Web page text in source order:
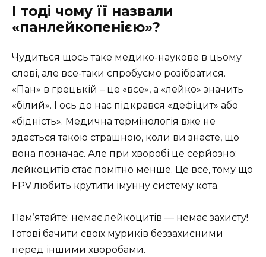
І тоді чому її назвали
«панлейкопенією»?
Чудиться щось таке медико-наукове в цьому
слові, але все-таки спробуємо розібратися.
«Пан» в грецькій – це «все», а «лейко» значить
«білий». І ось до нас підкрався «дефіцит» або
«бідність». Медична термінологія вже не
здається такою страшною, коли ви знаєте, що
вона позначає. Але при хворобі це серйозно:
лейкоцитів стає помітно менше. Це все, тому що
FPV любить крутити імунну систему кота.
Пам’ятайте: немає лейкоцитів — немає захисту!
Готові бачити своїх муриків беззахисними
перед іншими хворобами.